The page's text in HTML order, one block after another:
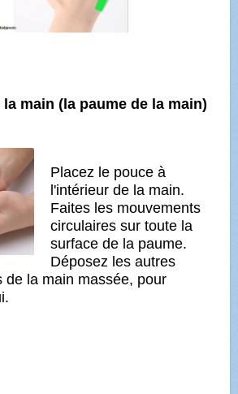
la main (la paume de la main)
Placez le pouce à
l'intérieur de la main.
Faites les mouvements
circulaires sur toute la
surface de la paume.
Déposez les autres
de la main massée, pour